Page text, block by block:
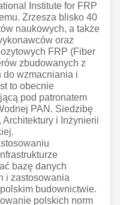
Institute for FRP
Zrzesza blisko 40
naukowych, a także
oraz
FRP (Fiber
zbudowanych z
do wzmacniania i
to obecnie
pod patronatem
PAN. Siedzibę
i Inżynierii
bazę danych
i zastosowania
budownictwie.
polskich norm